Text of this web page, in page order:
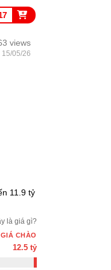
views
15/05/26
11.9 tỷ
là giá gì?
GIÁ CHÀO
12.5 tỷ